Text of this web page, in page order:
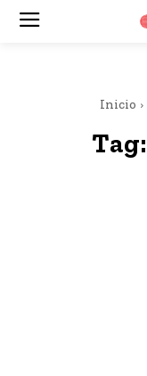
Inicio
Tag: